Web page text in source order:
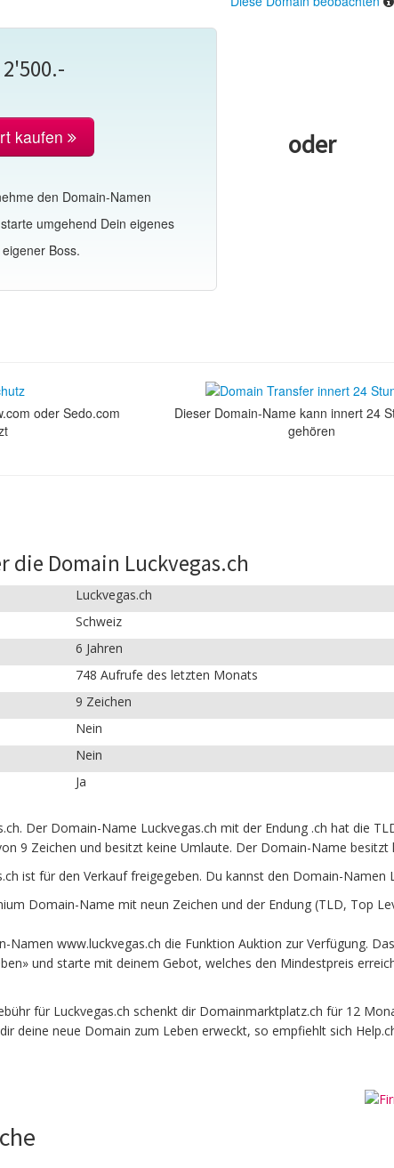
kaufen
den Domain-Namen
umgehend Dein eigenes
Boss.
oder
oder Sedo.com
Dieser Domain-Name kann innert 24
gehören
die Domain Luckvegas.ch
Luckvegas.ch
Schweiz
6 Jahren
748 Aufrufe des letzten Monats
9 Zeichen
Nein
Nein
Ja
Der Domain-Name Luckvegas.ch mit der Endung .ch hat die
9 Zeichen und besitzt keine Umlaute. Der Domain-Name
ist für den Verkauf freigegeben. Du kannst den Domain-
Domain-Name mit neun Zeichen und der Endung (TLD, Top
Namen www.luckvegas.ch die Funktion Auktion zur Verfügung.
und starte mit deinem Gebot, welches den Mindestpreis
für Luckvegas.ch schenkt dir Domainmarktplatz.ch für 12
deine neue Domain zum Leben erweckt, so empfiehlt sich